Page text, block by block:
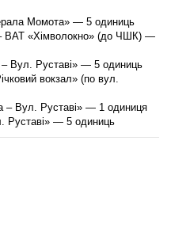
Момота» — 5 одиниць
ВАТ «Хімволокно» (до ЧШК) —
Вул. Руставі» — 5 одиниць
вокзал» (по вул.
Вул. Руставі» — 1 одиниця
Руставі» — 5 одиниць